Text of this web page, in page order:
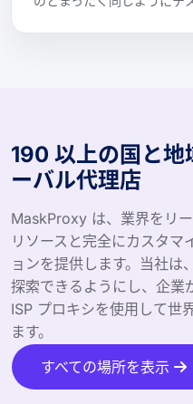
190 以上の国と地
ーバル代理店
MaskProxy は、業界をリ
リソースと完全にカスタマ
ョンを提供します。当社は
探索できるようにし、企業
ISP プロキシを使用して世
ます。
すべての場所を表示